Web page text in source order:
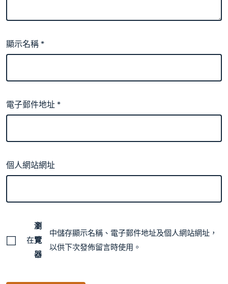
顯示名稱*
電子郵件地址*
個人網站網址
在
瀏
覽
器
中儲存顯示名稱、電子郵件地址及個人網站網址，
以供下次發佈留言時使用。